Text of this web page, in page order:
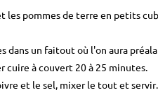
les pommes de terre en petits
dans un faitout où l'on aura
cuire à couvert 20 à 25 minutes.
et le sel, mixer le tout et servir.